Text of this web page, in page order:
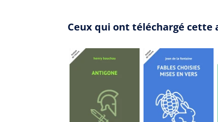
Ceux qui ont téléchargé cette